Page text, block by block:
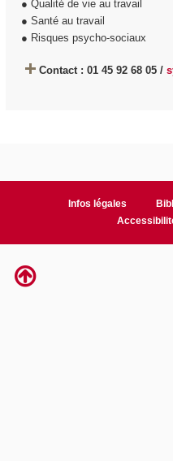
● Qualité de vie au travail
● Santé au travail
● Risques psycho-sociaux
Contact : 01 45 92 68 05 /
Infos légales